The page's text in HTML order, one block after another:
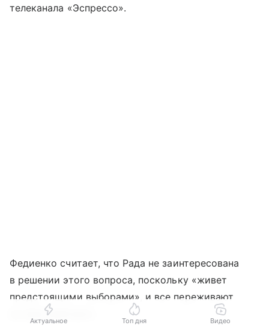
телеканала «Эспрессо».
Федиенко считает, что Рада не заинтересована
в решении этого вопроса, поскольку «живет
предстоящими выборами», и все переживают
за свои рейтинги.
Актуальное Топ дня Видео